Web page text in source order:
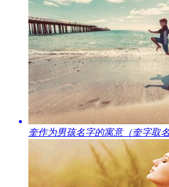
奎作为男孩名字的寓意（奎字取